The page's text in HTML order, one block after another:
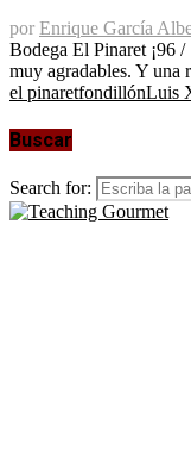
por Enrique García
Bodega El Pinaret ¡96
muy agradables. Y una
el pinaretfondillónLuis
Buscar
Search for: